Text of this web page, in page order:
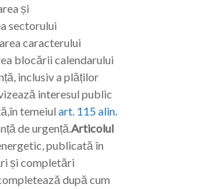
și
sectorului
caracterului
blocării calendarului
inclusiv a plăților
interesul public
temeiul art. 115 alin.
de urgență. Articolul
publicată în
și completări
după cum